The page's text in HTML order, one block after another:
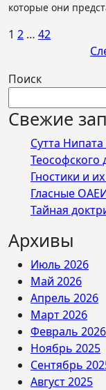
которые они
Пагинация
1 2 … 42
Поиск
Свежие
Сутта Нипата
Теософского
Гностики и
Гласные
Тайная
Архивы
Июль 2026
Май 2026
Апрель 2026
Март 2026
Февраль 2026
Ноябрь 2025
Сентябрь
Август 2025